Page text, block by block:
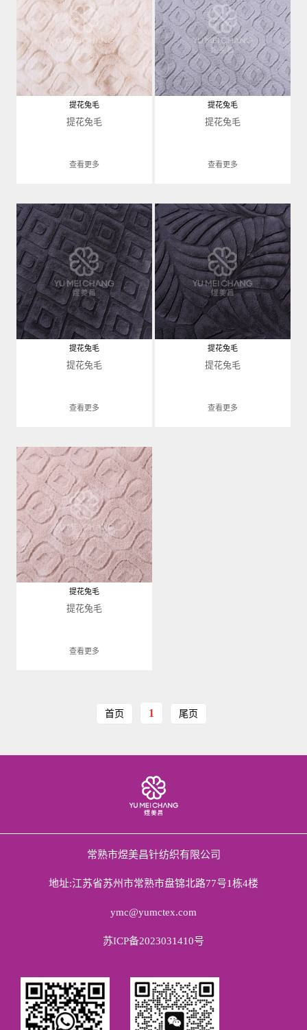
提花兔毛
提花兔毛
查看更多
提花兔毛
提花兔毛
查看更多
提花兔毛
提花兔毛
查看更多
提花兔毛
提花兔毛
查看更多
提花兔毛
提花兔毛
查看更多
首页 1 尾页
常熟市煜美昌针纺织有限公司
地址:江苏省苏州市常熟市盘锦北路77号1栋4楼
ymc@yumctex.com
苏ICP备2023031410号